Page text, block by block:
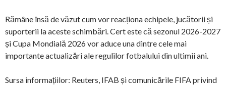
Rămâne însă de văzut cum vor reacționa echipele, jucătorii și
suporterii la aceste schimbări. Cert este că sezonul 2026-2027
și Cupa Mondială 2026 vor aduce una dintre cele mai
importante actualizări ale regulilor fotbalului din ultimii ani.
Sursa informațiilor: Reuters, IFAB și comunicările FIFA privind